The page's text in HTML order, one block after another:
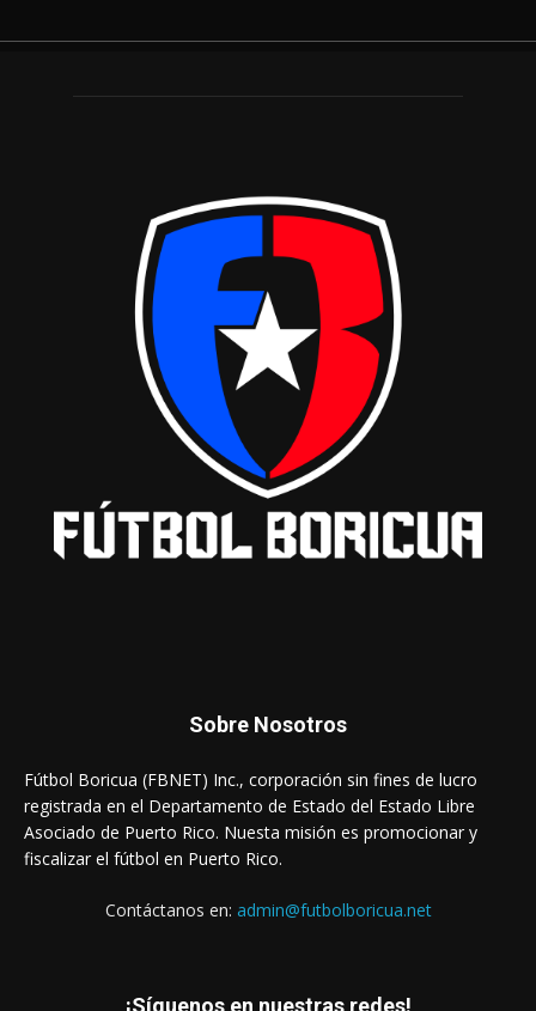
Sobre Nosotros
Fútbol Boricua (FBNET) Inc., corporación sin fines de lucro
registrada en el Departamento de Estado del Estado Libre
Asociado de Puerto Rico. Nuesta misión es promocionar y
fiscalizar el fútbol en Puerto Rico.
Contáctanos en: admin@futbolboricua.net
¡Síguenos en nuestras redes!